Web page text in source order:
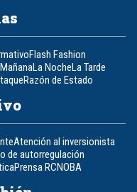
Flash Fashion
La NocheLa Tarde
Razón de Estado
Atención al inversionista
de autorregulación
Prensa RCNOBA